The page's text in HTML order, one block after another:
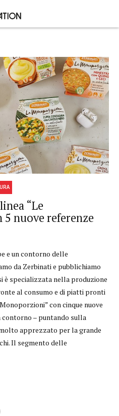
“Le
nuove referenze
e un contorno delle
da Zerbinati e pubblichiamo
è specializzata nella produzione
al consumo e di piatti pronti
con cinque nuove
contorno – puntando sulla
apprezzato per la grande
Il segmento delle